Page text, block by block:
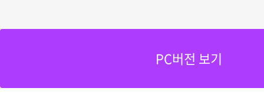
PC버전 보기